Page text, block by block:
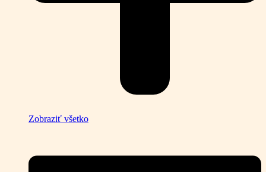
Zobraziť všetko